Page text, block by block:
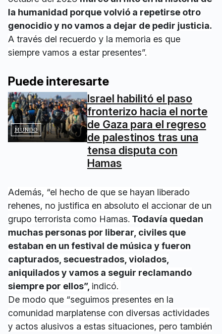
la humanidad porque volvió a repetirse otro
genocidio y no vamos a dejar de pedir justicia.
A través del recuerdo y la memoria es que
siempre vamos a estar presentes”.
Puede interesarte
MUNDO
Israel habilitó el paso
fronterizo hacia el norte
de Gaza para el regreso
de palestinos tras una
tensa disputa con
Hamas
Además, “el hecho de que se hayan liberado
rehenes, no justifica en absoluto el accionar de un
grupo terrorista como Hamas. Todavía quedan
muchas personas por liberar, civiles que
estaban en un festival de música y fueron
capturados, secuestrados, violados,
aniquilados y vamos a seguir reclamando
siempre por ellos”, indicó.
De modo que “seguimos presentes en la
comunidad marplatense con diversas actividades
y actos alusivos a estas situaciones, pero también